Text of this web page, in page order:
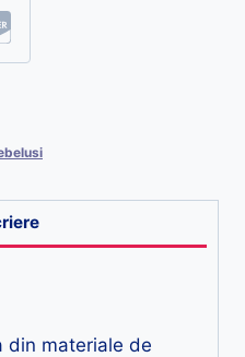
din materiale de